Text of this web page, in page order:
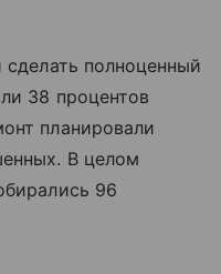
сделать полноценный
38 процентов
планировали
В целом
96